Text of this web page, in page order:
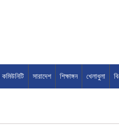
কমিউনিটি সারাদেশ শিক্ষাঙ্গন খেলাধুলা